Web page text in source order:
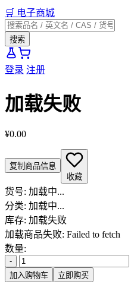
🛒 电子商城
搜索
登录 注册
加载失败
¥0.00
复制商品信息
收藏
货号: 加载中...
分类: 加载中...
库存: 加载失败
加载商品失败: Failed to fetch
数量:
-
加入购物车
立即购买